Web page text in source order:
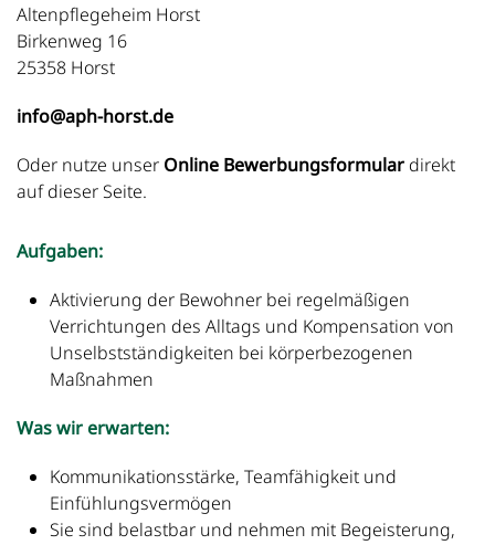
Altenpflegeheim Horst
Birkenweg 16
25358 Horst
info@aph-horst.de
Oder nutze unser Online Bewerbungsformular direkt
auf dieser Seite.
Aufgaben:
Aktivierung der Bewohner bei regelmäßigen
Verrichtungen des Alltags und Kompensation von
Unselbstständigkeiten bei körperbezogenen
Maßnahmen
Was wir erwarten:
Kommunikationsstärke, Teamfähigkeit und
Einfühlungsvermögen
Sie sind belastbar und nehmen mit Begeisterung,